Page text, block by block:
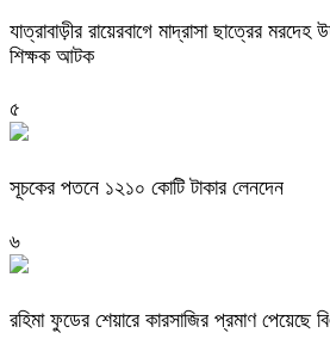
যাত্রাবাড়ীর রায়েরবাগে মাদ্রাসা ছাত্রের
শিক্ষক আটক
৫
সূচকের পতনে ১২১০ কোটি টাকার লেনদেন
৬
রহিমা ফুডের শেয়ারে কারসাজির প্রমাণ পেয়েছে